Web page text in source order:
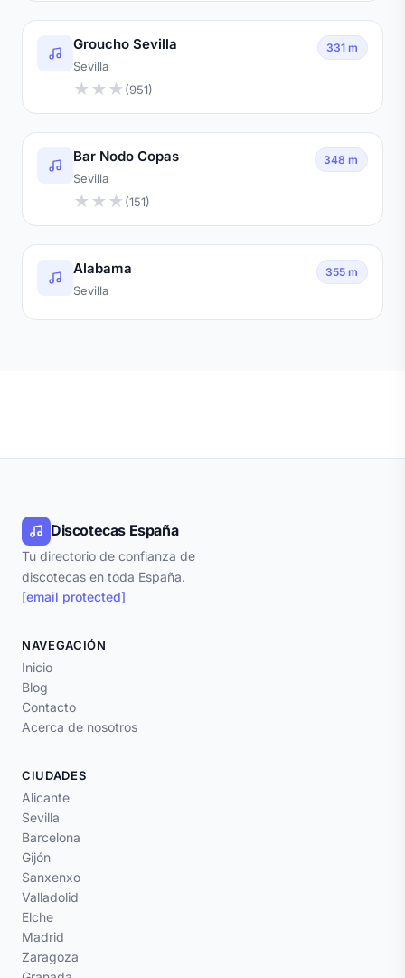
Groucho Sevilla
Sevilla
★ ★ ★ (951)
331 m
Bar Nodo Copas
Sevilla
★ ★ ★ (151)
348 m
Alabama
Sevilla
355 m
Discotecas España
Tu directorio de confianza de
discotecas en toda España.
[email protected]
NAVEGACIÓN
Inicio
Blog
Contacto
Acerca de nosotros
CIUDADES
Alicante
Sevilla
Barcelona
Gijón
Sanxenxo
Valladolid
Elche
Madrid
Zaragoza